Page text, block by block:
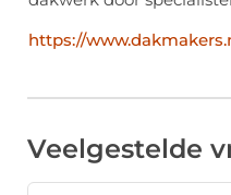
https://
Veelgestelde